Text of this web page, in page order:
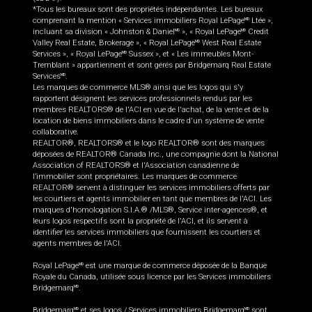
*Tous les bureaux sont des propriétés indépendantes. Les bureaux
comprenant la mention « Services immobiliers Royal LePageMD
Ltée »,
incluant sa division « Johnston & Daniel MD », « Royal LePageMD
Credit
Valley Real Estate, Brokerage », « Royal LePageMD West Real Estate
Services », « Royal LePageMD Sussex », et « Les immeubles Mont-
Tremblant » appartiennent et sont gérés par Bridgemarq Real Estate
ServicesMD.
Les marques de commerce MLS® ainsi que les logos qui s'y
rapportent désignent les services professionnels rendus par les
membres REALTORS® de l'ACI en vue de l'achat, de la vente et de la
location de biens immobiliers dans le cadre d'un système de vente
collaborative.
REALTOR®, REALTORS® et le logo REALTOR® sont des marques
déposées de REALTOR® Canada Inc., une compagnie dont la National
Association of REALTORS® et l'Association canadienne de
l’immobilier sont propriétaires. Les marques de commerce
REALTOR® servent à distinguer les services immobiliers offerts par
les courtiers et agents immobilier en tant que membres de l'ACI. Les
marques d'homologation S.I.A.® /MLS®, Service inter-agences®, et
leurs logos respectifs sont la propriété de l'ACI, et ils servent à
identifier les services immobiliers que fournissent les courtiers et
agents membres de l'ACI.
Royal LePageMD est une marque de commerce déposée de la Banque
Royale du Canada, utilisée sous licence par les Services immobiliers
BridgemarqMD.
MD MD